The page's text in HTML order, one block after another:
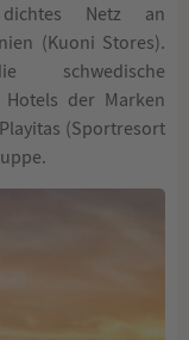
Netz an
(Kuoni Stores).
der Marken
(Sportresort